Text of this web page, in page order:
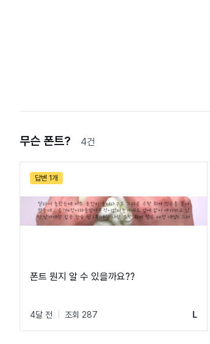
무슨 폰트? 4건
답변 1개
폰트 뭔지 알 수 있을까요??
4달 전 조회 287 L